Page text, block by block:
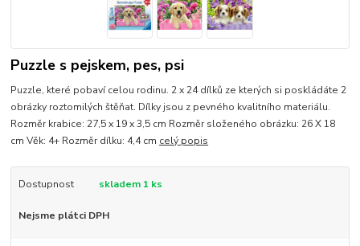
Puzzle s pejskem, pes, psi
Puzzle, které pobaví celou rodinu. 2 x 24 dílků ze kterých si poskládáte 2
obrázky roztomilých štěňat. Dílky jsou z pevného kvalitního materiálu.
Rozměr krabice: 27,5 x 19 x 3,5 cm Rozměr složeného obrázku: 26 X 18
cm Věk: 4+ Rozměr dílku: 4,4 cm celý popis
Dostupnost skladem 1 ks
Nejsme plátci DPH